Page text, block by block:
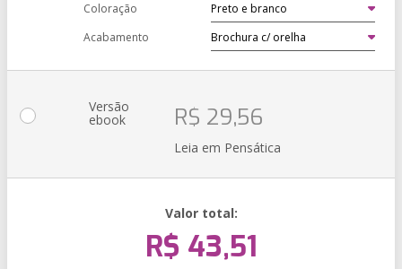
Coloração
Acabamento
Versão
ebook R$ 29,56
Leia em Pensática
Valor total:
R$ 43,51